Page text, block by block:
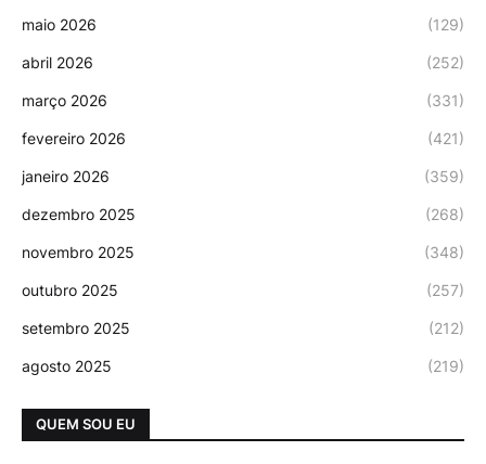
maio 2026 (129)
abril 2026 (252)
março 2026 (331)
fevereiro 2026 (421)
janeiro 2026 (359)
dezembro 2025 (268)
novembro 2025 (348)
outubro 2025 (257)
setembro 2025 (212)
agosto 2025 (219)
QUEM SOU EU